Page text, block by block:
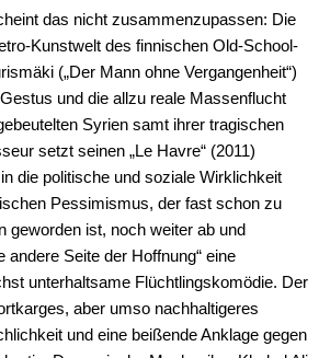
das nicht zusammenzupassen: Die
Kunstwelt des finnischen Old-School-
(„Der Mann ohne Vergangenheit“)
und die allzu reale Massenflucht
Syrien samt ihrer tragischen
setzt seinen „Le Havre“ (2011)
die politische und soziale Wirklichkeit
Pessimismus, der fast schon zu
geworden ist, noch weiter ab und
andere Seite der Hoffnung“ eine
unterhaltsame Flüchtlingskomödie. Der
aber umso nachhaltigeres
und eine beißende Anklage gegen